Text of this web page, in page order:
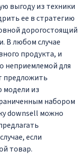
выгоду из техники
ее в стратегию
дорогостоящий
В любом случае
продукта, и
неприемлемой для
предложить
из
набором
downsell можно
если
товар.